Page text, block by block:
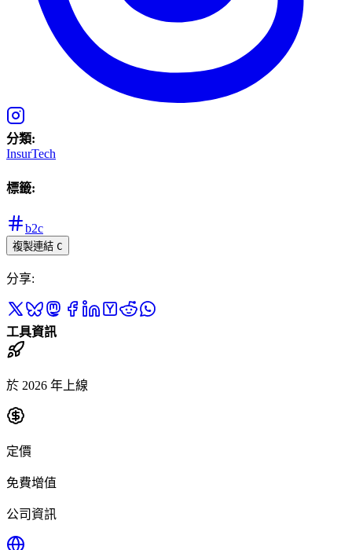
分類:
InsurTech
標籤:
b2c
複製連結 C
分享:
工具資訊
於 2026 年上線
定價
免費增值
公司資訊